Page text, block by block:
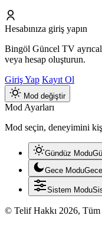
Hesabınıza giriş yapın
Bingöl Güncel TV
veya hesap oluşturun.
Giriş Yap Kayıt Ol
Mod değiştir
Mod Ayarları
Mod seçin, deneyimini
Gündüz Modu
Gece Modu
Sistem Modu
© Telif Hakkı 2026, Tüm